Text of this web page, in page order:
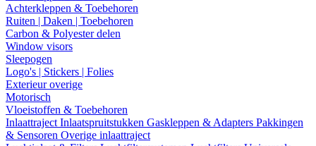
Achterkleppen & Toebehoren
Ruiten | Daken | Toebehoren
Carbon & Polyester delen
Window visors
Sleepogen
Logo's | Stickers | Folies
Exterieur overige
Motorisch
Vloeistoffen & Toebehoren
Inlaattraject Inlaatspruitstukken Gaskleppen & Adapters Pakkingen
& Sensoren Overige inlaattraject